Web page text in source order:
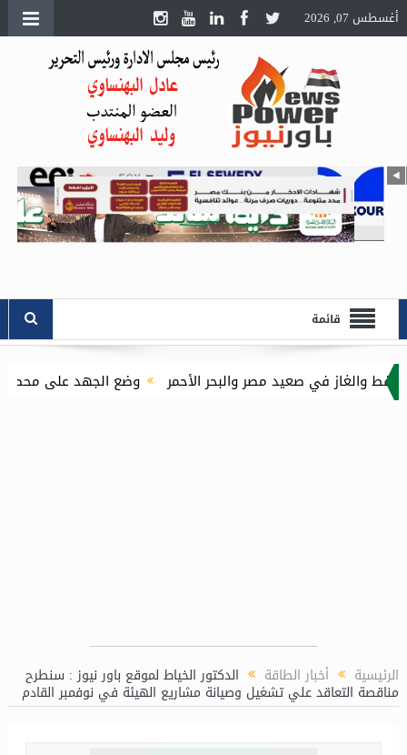
أغسطس 07, 2026
قائمة
مصر والبحر الأحمر
وضع الجهد على محطة مفاتيح السد
الرئيسية أخبار الطاقة الدكتور الخياط لموقع باور نيوز : سنطرح
مناقصة التعاقد علي تشغيل وصيانة مشاريع الهيئة في نوفمبر القادم